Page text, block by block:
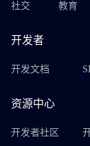
社交 教育
开发者
开发文档
资源中心
开发者社区